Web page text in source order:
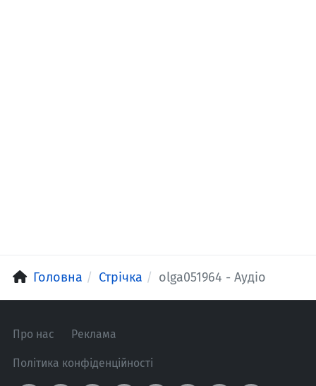
Головна Стрічка olga051964 - Аудіо
Про нас Реклама
Політика конфіденційності